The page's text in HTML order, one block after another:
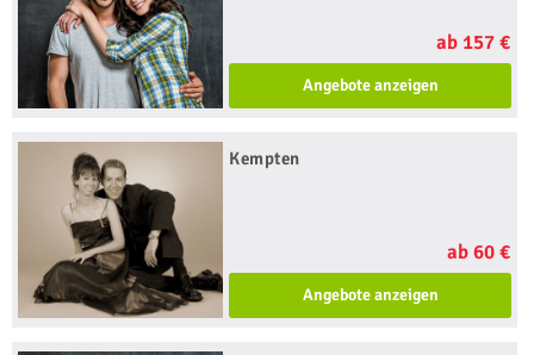
ab 157 €
Angebote anzeigen
Kempten
ab 60 €
Angebote anzeigen